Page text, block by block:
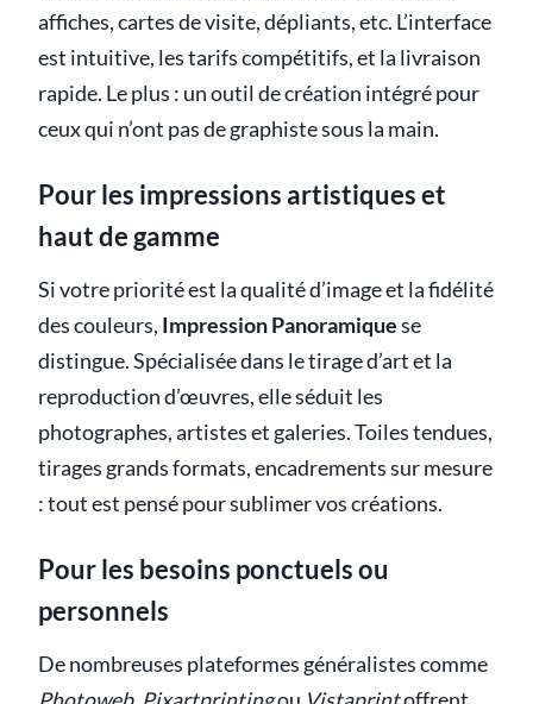
affiches, cartes de visite, dépliants, etc. L’interface
est intuitive, les tarifs compétitifs, et la livraison
rapide. Le plus : un outil de création intégré pour
ceux qui n’ont pas de graphiste sous la main.
Pour les impressions artistiques et
haut de gamme
Si votre priorité est la qualité d’image et la fidélité
des couleurs, Impression Panoramiquese
distingue. Spécialisée dans le tirage d’art et la
reproduction d’œuvres, elle séduit les
photographes, artistes et galeries. Toiles tendues,
tirages grands formats, encadrements sur mesure
: tout est pensé pour sublimer vos créations.
Pour les besoins ponctuels ou
personnels
De nombreuses plateformes généralistes comme